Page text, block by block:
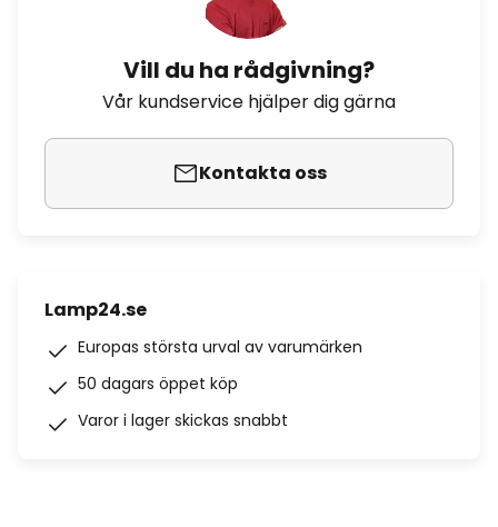
Vill du ha rådgivning?
Vår kundservice hjälper dig gärna
Kontakta oss
Lamp24.se
Europas största urval av varumärken
50 dagars öppet köp
Varor i lager skickas snabbt